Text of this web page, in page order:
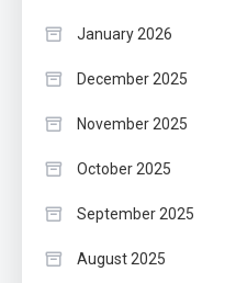
January 2026
December 2025
November 2025
October 2025
September 2025
August 2025